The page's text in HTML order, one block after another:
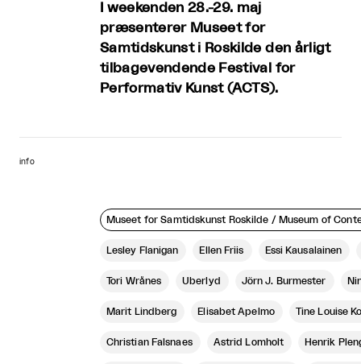
I weekenden 28.-29. maj
præsenterer Museet for
Samtidskunst i Roskilde den årligt
tilbagevendende Festival for
Performativ Kunst (ACTS).
info
Museet for Samtidskunst Roskilde / Museum of
Lesley Flanigan Ellen Friis Essi Kausalainen
Tori Wrånes Überlyd Jörn J. Burmester
Marit Lindberg Elisabet Apelmo Tine Louise
Christian Falsnaes Astrid Lomholt Henrik